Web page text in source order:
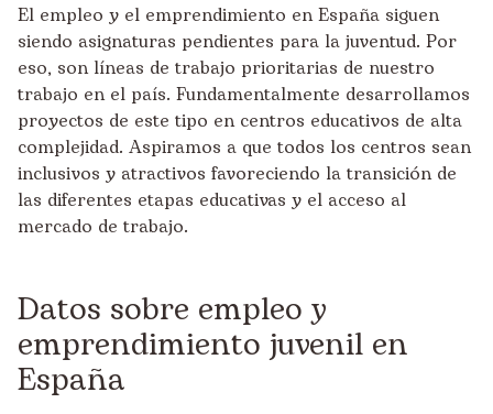
El empleo y el emprendimiento en España siguen
siendo asignaturas pendientes para la juventud. Por
eso, son líneas de trabajo prioritarias de nuestro
trabajo en el país. Fundamentalmente desarrollamos
proyectos de este tipo en centros educativos de alta
complejidad. Aspiramos a que todos los centros sean
inclusivos y atractivos favoreciendo la transición de
las diferentes etapas educativas y el acceso al
mercado de trabajo.
Datos sobre empleo y
emprendimiento juvenil en
España